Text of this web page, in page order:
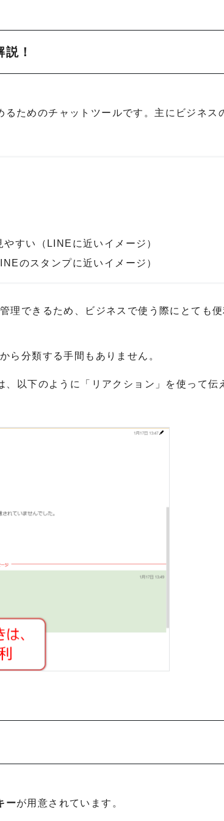
！
ためのチャットツールです。主にビジネス
すい（LINEに近いイメージ）
のスタンプに近いイメージ）
理できるため、ビジネスで使う際にとても
ら分類する手間もありません。
、以下のように「リアクション」を使って伝
ーが用意されています。